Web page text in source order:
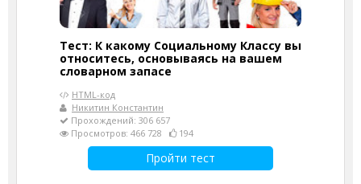
Тест: К какому Социальному Классу вы
относитесь, основываясь на вашем
словарном запасе
HTML-код
Никитин Константин
Прохождений: 306 657
Просмотров: 466 728
194
Пройти тест